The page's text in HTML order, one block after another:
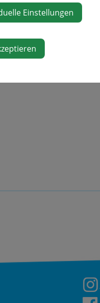
Einstellungen